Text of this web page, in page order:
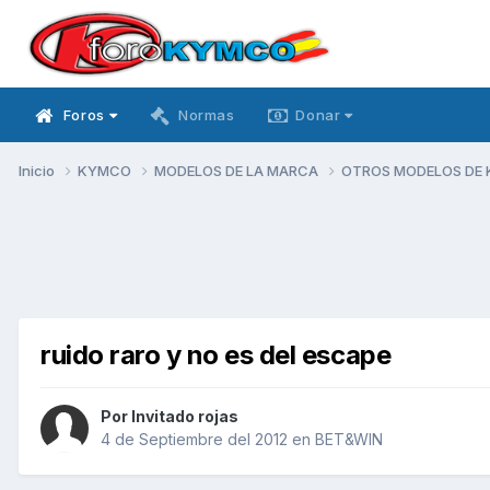
Foros Normas Donar
Inicio KYMCO MODELOS DE LA MARCA OTROS MODELOS
ruido raro y no es del escape
Por Invitado rojas
4 de Septiembre del 2012 en BET&WIN